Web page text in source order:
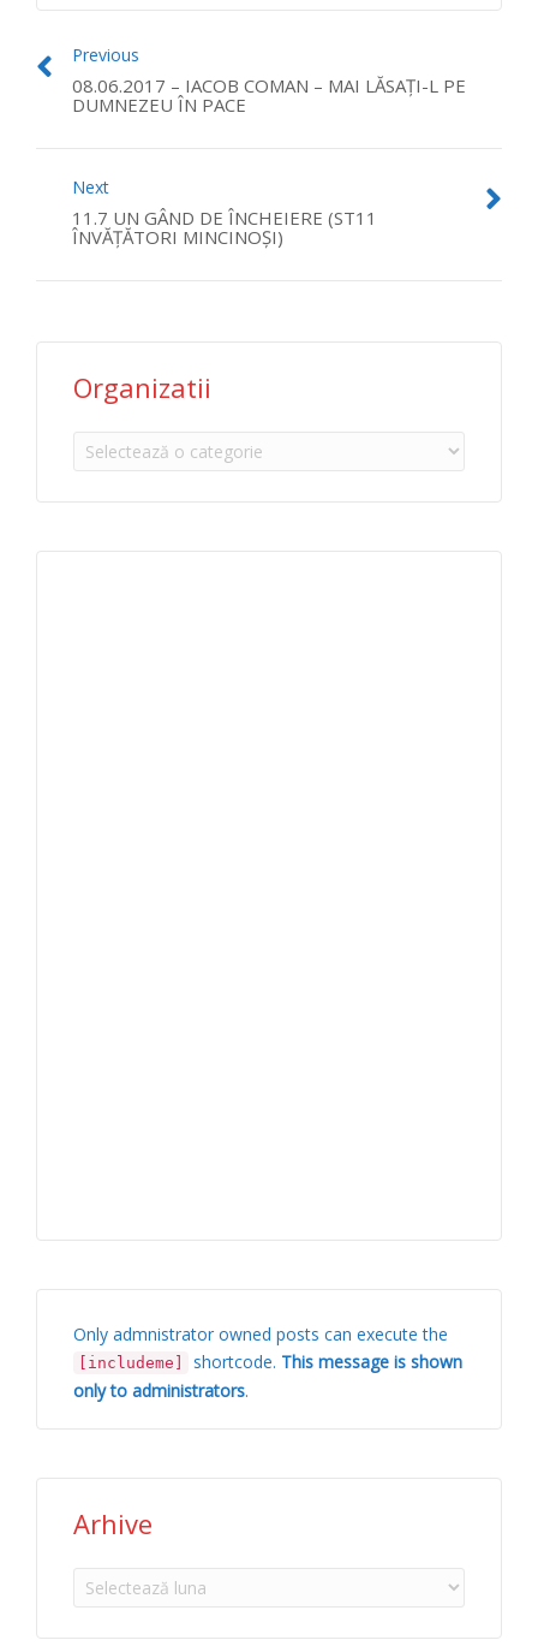
Previous
08.06.2017 – IACOB COMAN – MAI LĂSAȚI-L PE
DUMNEZEU ÎN PACE
Next
11.7 UN GÂND DE ÎNCHEIERE (ST11
ÎNVĂŢĂTORI MINCINOŞI)
Organizatii
Organizatii
Only admnistrator owned posts can execute the
[includeme] shortcode. This message is shown
only to administrators.
Arhive
Arhive